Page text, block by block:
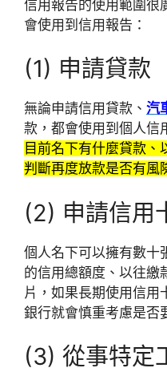
信用報告的使用範圍很
會使用到信用報告：
(1) 申請貸款
無論申請信用貸款、 汽
款，都會使用到個人信
目前名下有什麼貸款
判斷再度放款是否有風
(2) 申請信用
個人名下可以擁有數十
的信用總額度、以往繳
片，如果長期使用信用
銀行就會慎重考慮是否
(3) 從事特定